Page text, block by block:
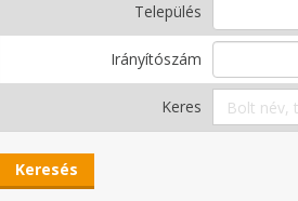
Település
Irányítószám
Keres